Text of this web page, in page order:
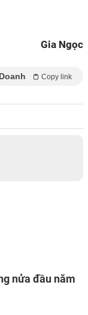
Gia Ngọc
Copy link
nửa đầu năm